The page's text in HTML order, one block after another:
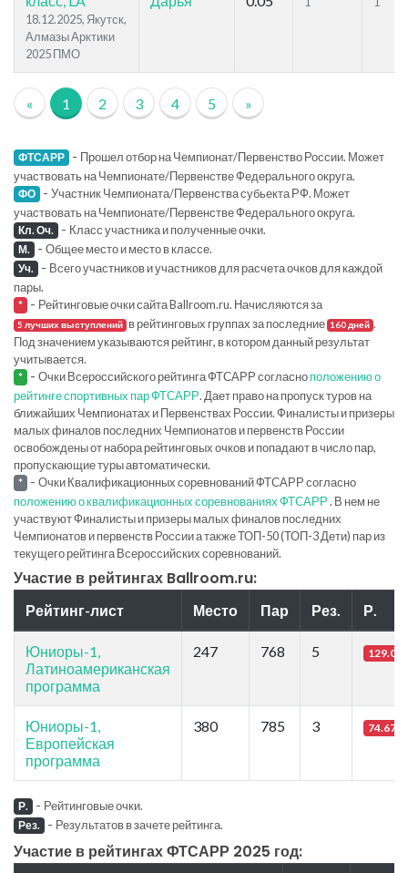
18.12.2025, Якутск,
Алмазы Арктики
2025 ПМО
« 1 2 3 4 5 »
ФТСАРР - Прошел отбор на Чемпионат/Первенство России. Может
участвовать на Чемпионате/Первенстве Федерального округа.
ФО - Участник Чемпионата/Первенства субьекта РФ. Может
участвовать на Чемпионате/Первенстве Федерального округа.
Кл. Оч. - Класс участника и полученные очки.
М. - Общее место и место в классе.
Уч. - Всего участников и участников для расчета очков для каждой
пары.
* - Рейтинговые очки сайта Ballroom.ru. Начисляются за
5 лучших выступлений в рейтинговых группах за последние 160 дней .
Под значением указываются рейтинг, в котором данный результат
учитывается.
* - Очки Всероссийского рейтинга ФТСАРР согласноположению о
рейтинге спортивных пар ФТСАРР. Дает право на пропуск туров на
ближайших Чемпионатах и Первенствах России. Финалисты и призеры
малых финалов последних Чемпионатов и первенств России
освобождены от набора рейтинговых очков и попадают в число пар,
пропускающие туры автоматически.
* - Очки Квалификационных соревнований ФТСАРР согласно
положению о квалификационных соревнованиях ФТСАРР. В нем не
участвуют Финалисты и призеры малых финалов последних
Чемпионатов и первенств России а также ТОП-50 (ТОП-3 Дети) пар из
текущего рейтинга Всероссийских соревнований.
Участие в рейтингах Ballroom.ru:
Рейтинг-лист Место Пар Рез. Р.
Юниоры-1,
Латиноамериканская
программа
247 768 5 129.03
Юниоры-1,
Европейская
программа
380 785 3 74.67
Р. - Рейтинговые очки.
Рез. - Результатов в зачете рейтинга.
Участие в рейтингах ФТСАРР 2025 год: